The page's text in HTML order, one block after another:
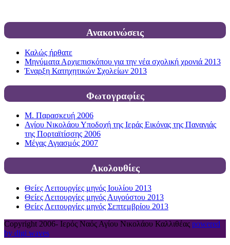
Ανακοινώσεις
Καλώς ήρθατε
Μηνύματα Αρχιεπισκόπου για την νέα σχολική χρονιά 2013
Έναρξη Κατηχητικών Σχολείων 2013
Φωτογραφίες
Μ. Παρασκευή 2006
Αγίου Νικολάου Υποδοχή της Ιεράς Εικόνας της Παναγιάς
της Πορταϊτίσσης 2006
Μέγας Αγιασμός 2007
Ακολουθίες
Θείες Λειτουργίες μηνός Ιουλίου 2013
Θείες Λειτουργίες μηνός Αυγούστου 2013
Θείες Λειτουργίες μηνός Σεπτεμβρίου 2013
Copyright 2006- Ιερός Ναός Αγίου Νικολάου Καλλιθέας powered
by digi waves